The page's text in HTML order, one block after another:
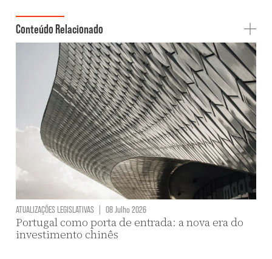
Conteúdo Relacionado
ATUALIZAÇÕES LEGISLATIVAS | 08 Julho 2026
Portugal como porta de entrada: a nova era do
investimento chinês